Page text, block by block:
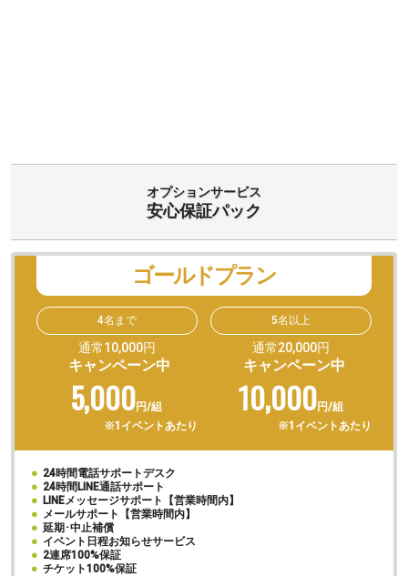
オプションサービス
安心保証パック
ゴールドプラン
4名まで
通常10,000円
キャンペーン中
5,000円/組
※1イベントあたり
5名以上
通常20,000円
キャンペーン中
10,000円/組
※1イベントあたり
● 24時間電話サポートデスク
● 24時間LINE通話サポート
● LINEメッセージサポート【営業時間内】
● メールサポート【営業時間内】
● 延期･中止補償
● イベント日程お知らせサービス
● 2連席100%保証
● チケット100%保証